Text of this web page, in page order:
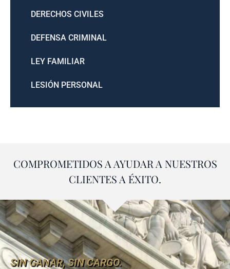
DERECHOS CIVILES
DEFENSA CRIMINAL
LEY FAMILIAR
LESIÓN PERSONAL
COMPROMETIDOS A AYUDAR A NUESTROS
CLIENTES A ÉXITO.
SIN GANAR, SIN CARGO.